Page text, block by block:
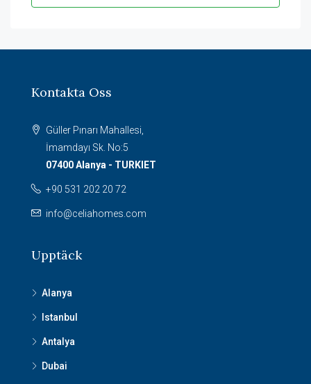
Kontakta Oss
Güller Pınarı Mahallesi,
İmamdayı Sk. No:5
07400 Alanya - TURKIET
+90 531 202 20 72
info@celiahomes.com
Upptäck
Alanya
Istanbul
Antalya
Dubai